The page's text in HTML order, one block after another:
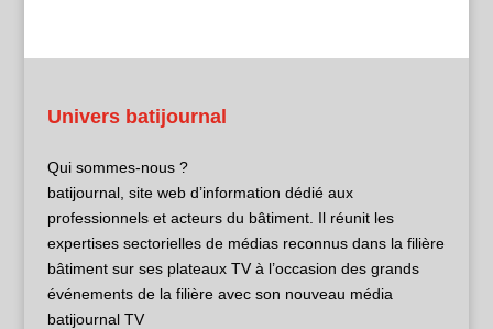
Univers batijournal
Qui sommes-nous ?
batijournal, site web d’information dédié aux
professionnels et acteurs du bâtiment. Il réunit les
expertises sectorielles de médias reconnus dans la filière
bâtiment sur ses plateaux TV à l’occasion des grands
événements de la filière avec son nouveau média
batijournal TV